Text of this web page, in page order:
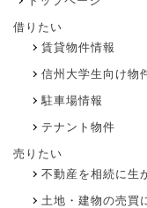
借りたい
賃貸物件情報
信州大学生向け物
駐車場情報
テナント物件
売りたい
不動産を相続に生
土地・建物の売買